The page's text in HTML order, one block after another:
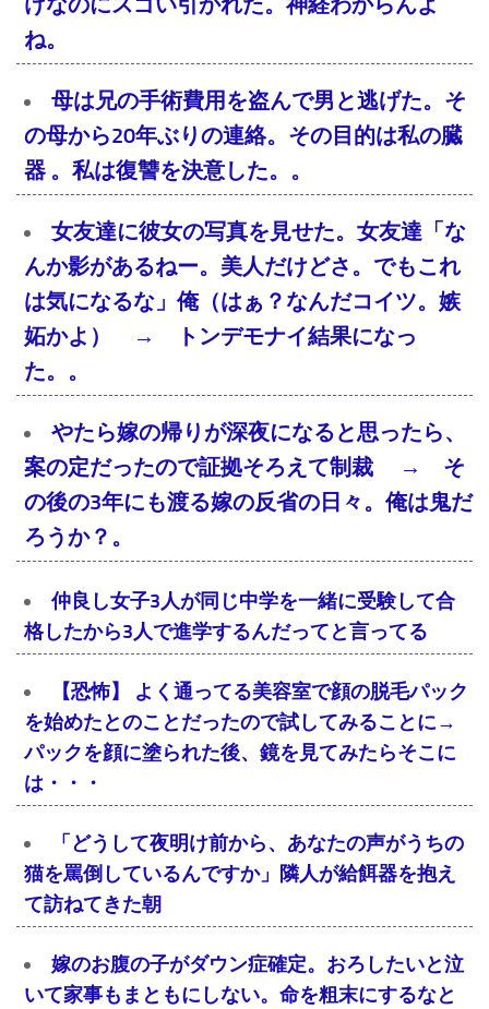
ね。
母は兄の手術費用を盗んで男と逃げた。そ
の母から20年ぶりの連絡。その目的は私の臓
器 。私は復讐を決意した。。
女友達に彼女の写真を見せた。女友達「な
んか影があるねー。美人だけどさ。でもこれ
は気になるな」俺（はぁ？なんだコイツ。嫉
妬かよ） → トンデモナイ結果になっ
た。。
やたら嫁の帰りが深夜になると思ったら、
案の定だったので証拠そろえて制裁 → そ
の後の3年にも渡る嫁の反省の日々。俺は鬼だ
ろうか？。
仲良し女子3人が同じ中学を一緒に受験して合
格したから3人で進学するんだってと言ってる
【恐怖】 よく通ってる美容室で顔の脱毛パック
を始めたとのことだったので試してみることに→
パックを顔に塗られた後、鏡を見てみたらそこに
は・・・
「どうして夜明け前から、あなたの声がうちの
猫を罵倒しているんですか」隣人が給餌器を抱え
て訪ねてきた朝
嫁のお腹の子がダウン症確定。おろしたいと泣
いて家事もまともにしない。命を粗末にするなと